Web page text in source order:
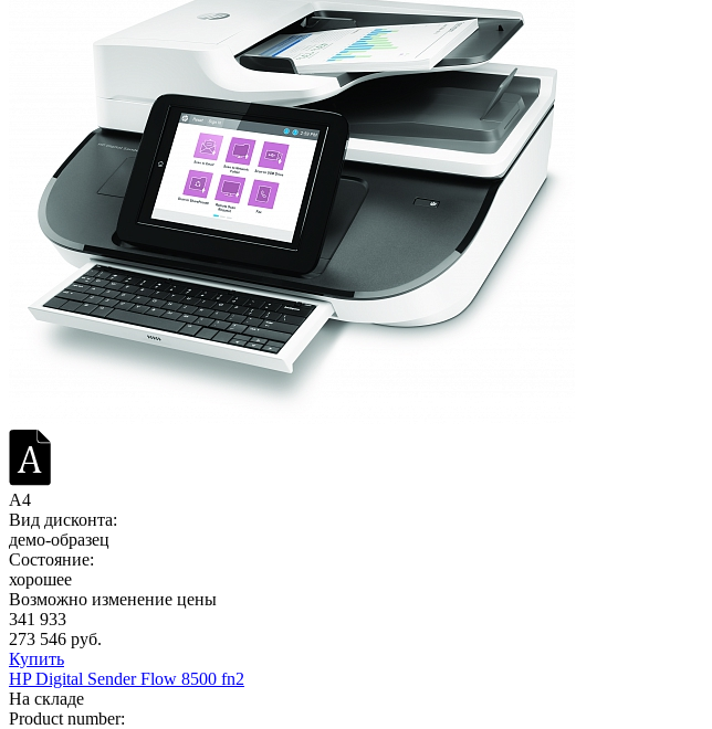
A4
Вид дисконта:
демо-образец
Состояние:
хорошее
Возможно изменение цены
341 933
273 546 руб.
Купить
HP Digital Sender Flow 8500 fn2
На складе
Product number: